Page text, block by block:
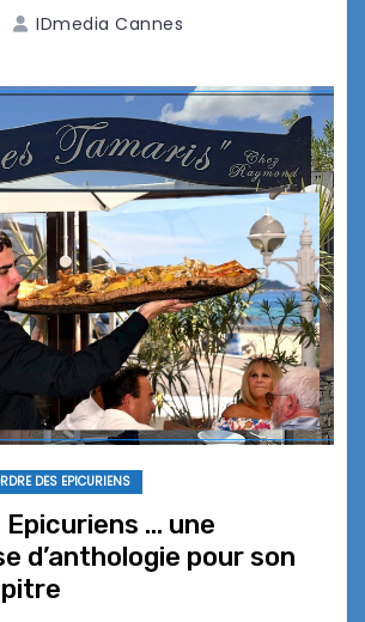
IDmedia Cannes
DES EPICURIENS
Epicuriens … une
d’anthologie pour son